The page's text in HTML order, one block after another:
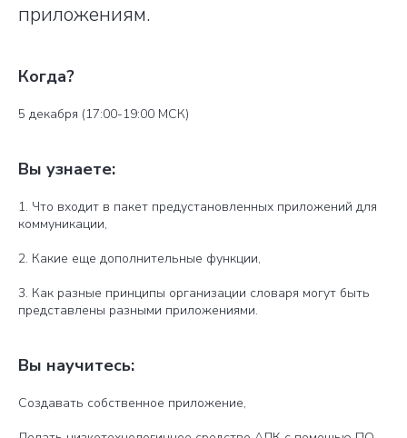
приложениям.
Когда?
5 декабря (17:00-19:00 МСК)
Вы узнаете:
1. Что входит в пакет предустановленных приложений для
коммуникации,
2. Какие еще дополнительные функции,
3. Как разные принципы организации словаря могут быть
представлены разными приложениями.
Вы научитесь:
Создавать собственное приложение,